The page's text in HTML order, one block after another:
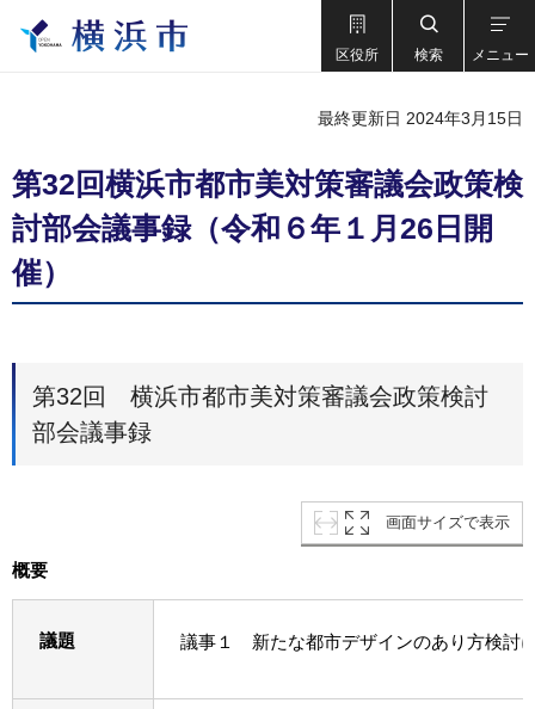
区役所 検索 メニュー
最終更新日 2024年3月15日
第32回横浜市都市美対策審議会政策検
討部会議事録（令和６年１月26日開
催）
第32回 横浜市都市美対策審議会政策検討
部会議事録
画面サイズで表示
概要
議題 議事１ 新たな都市デザインのあり方検討